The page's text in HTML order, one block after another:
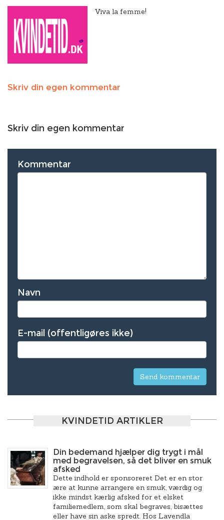
Viva la femme!
Skriv din egen kommentar
Skriv din egen kommentar
Kommentar
Navn
E-mail (offentligøres ikke)
KVINDETID ARTIKLER
Din bedemand hjælper dig trygt i mål
med begravelsen, så det bliver en smuk
afsked
Dette indhold er sponsoreret Det er en stor
ære at kunne arrangere en smuk, værdig og
ikke mindst kærlig afsked for et elsket
familiemedlem, som skal begraves, bisættes
eller have sin aske spredt. Hos Lavendla